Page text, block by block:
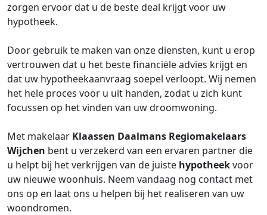
zorgen ervoor dat u de beste deal krijgt voor uw
hypotheek.
Door gebruik te maken van onze diensten, kunt u erop
vertrouwen dat u het beste financiële advies krijgt en
dat uw hypotheekaanvraag soepel verloopt. Wij nemen
het hele proces voor u uit handen, zodat u zich kunt
focussen op het vinden van uw droomwoning.
Met makelaar Klaassen Daalmans Regiomakelaars
Wijchen bent u verzekerd van een ervaren partner die
u helpt bij het verkrijgen van de juiste hypotheekvoor
uw nieuwe woonhuis. Neem vandaag nog contact met
ons op en laat ons u helpen bij het realiseren van uw
woondromen.